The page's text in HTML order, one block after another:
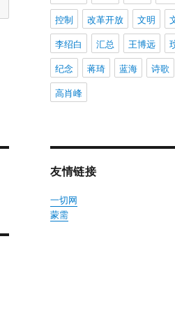
控制
改革开放 文明
李绍白
汇总 王博远
纪念
蒋琦 蓝海 诗歌
高肖峰
友情链接
一切网
蒙需